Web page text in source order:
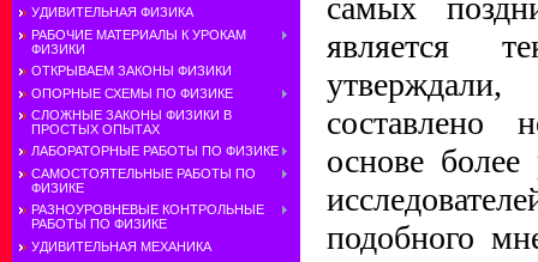
УДИВИТЕЛЬНАЯ ФИЗИКА
РАБОЧИЕ МАТЕРИАЛЫ К УРОКАМ
ФИЗИКИ
ОТКРЫВАЕМ ЗАКОНЫ ФИЗИКИ
ОПОРНЫЕ СХЕМЫ ПО ФИЗИКЕ
СЛОЖНЫЕ ЗАКОНЫ ФИЗИКИ В
ПРОСТЫХ ОПЫТАХ
ЛАБОРАТОРНЫЕ РАБОТЫ ПО ФИЗИКЕ
САМОСТОЯТЕЛЬНЫЕ РАБОТЫ ПО
ФИЗИКЕ
РАЗНОУРОВНЕВЫЕ КОНТРОЛЬНЫЕ
РАБОТЫ ПО ФИЗИКЕ
УДИВИТЕЛЬНАЯ МЕХАНИКА
является
составлено
основе
подобного